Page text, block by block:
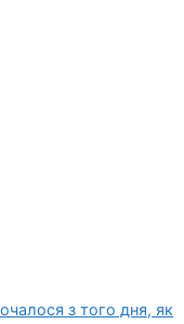
з того дня, як